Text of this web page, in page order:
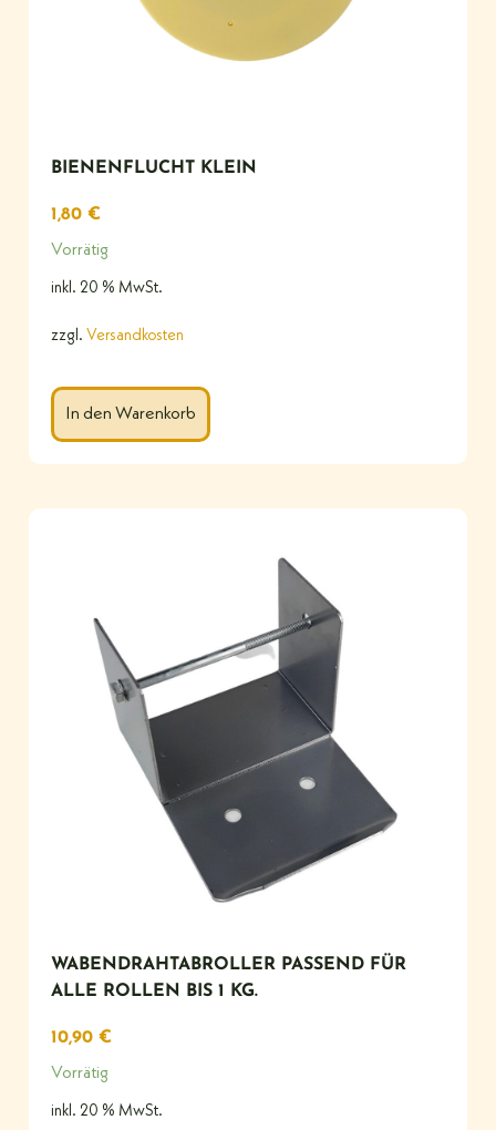
BIENENFLUCHT KLEIN
1,80 €
Vorrätig
inkl. 20 % MwSt.
zzgl. Versandkosten
In den Warenkorb
WABENDRAHTABROLLER PASSEND FÜR
ALLE ROLLEN BIS 1 KG.
10,90 €
Vorrätig
inkl. 20 % MwSt.